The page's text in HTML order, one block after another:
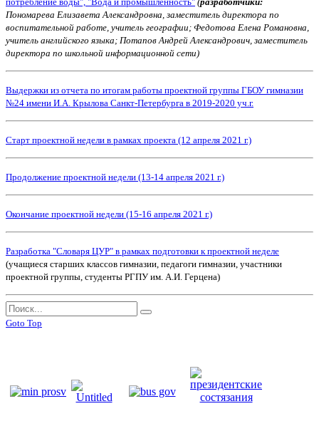
Пономарева Елизавета Александровна, заместитель директора по
воспитательной работе, учитель географии; Федотова Елена Романовна,
учитель английского языка; Потапов Андрей Александрович, заместитель
директора по школьной информационной сети)
Выдержки из отчета по итогам работы проектной группы ГБОУ гимназии
№24 имени И.А. Крылова Санкт-Петербурга в 2019-2020 уч.г.
Старт проектной недели в рамках проекта (12 апреля 2021 г.)
Продолжение проектной недели (13-14 апреля 2021 г.)
Окончание проектной недели (15-16 апреля 2021 г.)
Разработка "Словаря ЦУР" в рамках подготовки к проектной неделе
(учащиеся старших классов гимназии, педагоги гимназии, участники
проектной группы, студенты РГПУ им. А.И. Герцена)
Goto Top